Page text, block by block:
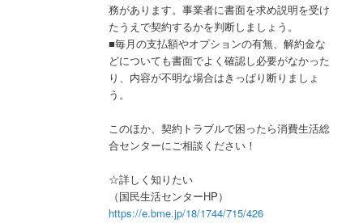
務があります。事業者に書面を求め説明を受け
たうえで契約するかを判断しましょう。
■毎月の支払額やオプションの有無、解約金な
どについても書面でよく確認し必要がなかった
り、内容が不明な場合はきっぱり断りましょ
う。
このほか、契約トラブルで困ったら消費生活総
合センターにご相談ください！
☆詳しく知りたい
（国民生活センターHP）
https://e.bme.jp/18/1744/715/426